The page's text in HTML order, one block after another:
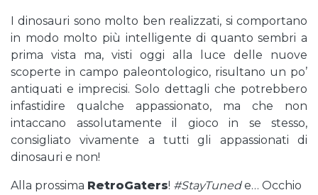
I dinosauri sono molto ben realizzati, si comportano
in modo molto più intelligente di quanto sembri a
prima vista ma, visti oggi alla luce delle nuove
scoperte in campo paleontologico, risultano un po’
antiquati e imprecisi. Solo dettagli che potrebbero
infastidire qualche appassionato, ma che non
intaccano assolutamente il gioco in se stesso,
consigliato vivamente a tutti gli appassionati di
dinosauri e non!
Alla prossima RetroGaters! #StayTunede… Occhio